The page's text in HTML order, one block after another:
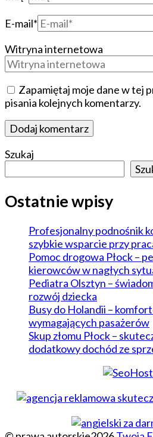
E-mail*
Witryna internetowa
Zapamiętaj moje dane w tej
pisania kolejnych komentarzy.
Szukaj
Ostatnie wpisy
Profesjonalny podnośnik
szybkie wsparcie przy
Pomoc drogowa Płock –
kierowców w nagłych
Pediatra Olsztyn –
rozwój dziecka
Busy do Holandii –
wymagających pasażerów
Skup złomu Płock –
dodatkowy dochód ze